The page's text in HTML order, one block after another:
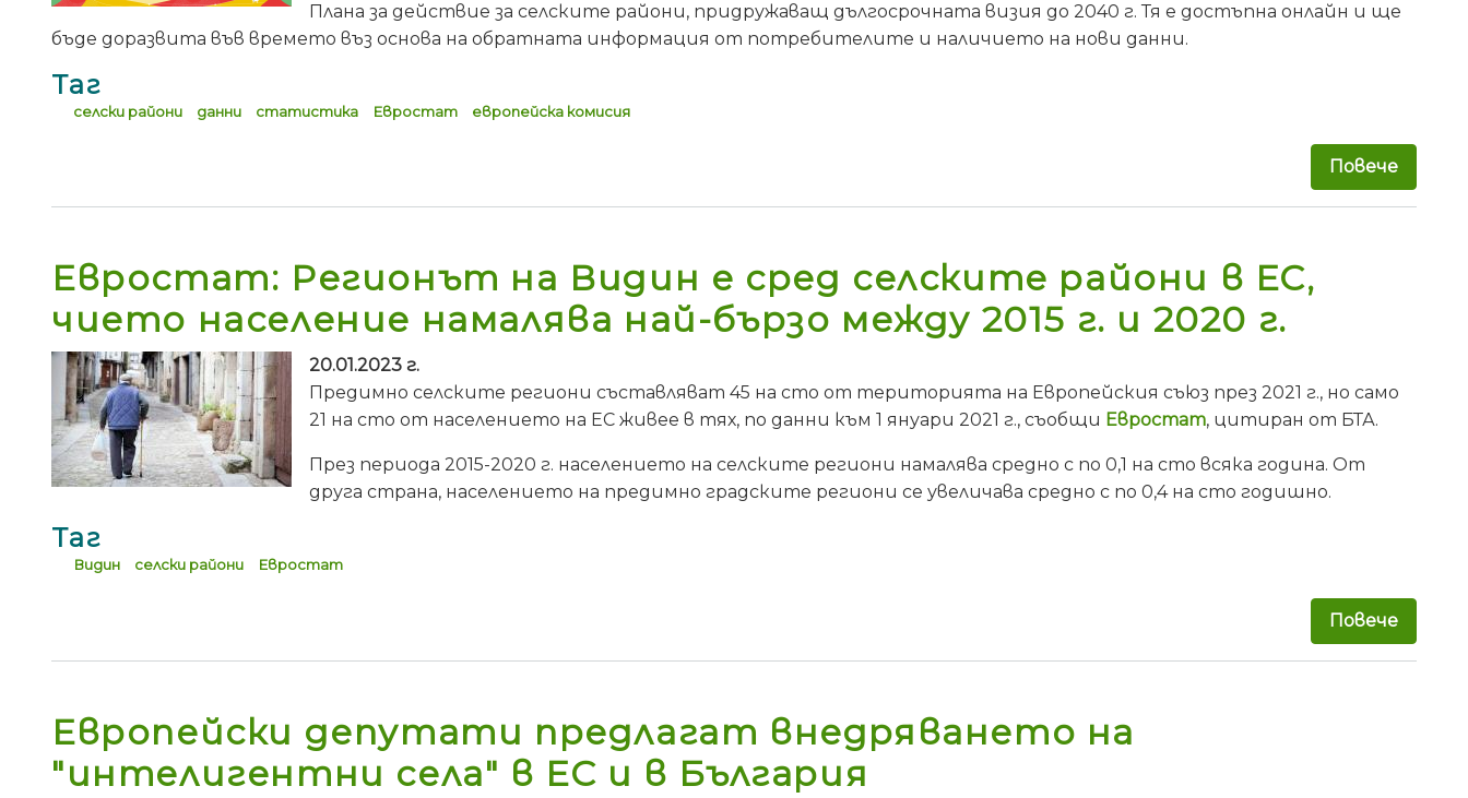
Плана за действие за селските райони, придружаващ дългосрочната визия до 2040 г. Тя е достъпна онлайн и ще
бъде доразвита във времето въз основа на обратната информация от потребителите и наличието на нови данни.
Таг
селски райони данни статистика Евростат европейска комисия
Повече
Евростат: Регионът на Видин е сред селските райони в ЕС,
чието население намалява най-бързо между 2015 г. и 2020 г.
20.01.2023 г.
Предимно селските региони съставляват 45 на сто от територията на Европейския съюз през 2021 г., но само
21 на сто от населението на ЕС живее в тях, по данни към 1 януари 2021 г., съобщи Евростат, цитиран от БТА.
През периода 2015-2020 г. населението на селските региони намалява средно с по 0,1 на сто всяка година. От
друга страна, населението на предимно градските региони се увеличава средно с по 0,4 на сто годишно.
Таг
Видин селски райони Евростат
Повече
Европейски депутати предлагат внедряването на
"интелигентни села" в ЕС и в България